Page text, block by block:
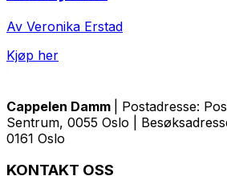
Av Veronika Erstad
Kjøp her
Cappelen Damm
| Postadresse:
Sentrum, 0055 Oslo |
0161 Oslo
KONTAKT OSS